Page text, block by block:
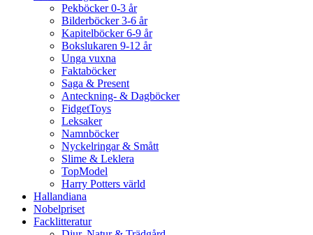
Pekböcker 0-3 år
Bilderböcker 3-6 år
Kapitelböcker 6-9 år
Bokslukaren 9-12 år
Unga vuxna
Faktaböcker
Saga & Present
Anteckning- & Dagböcker
FidgetToys
Leksaker
Namnböcker
Nyckelringar & Smått
Slime & Leklera
TopModel
Harry Potters värld
Hallandiana
Nobelpriset
Facklitteratur